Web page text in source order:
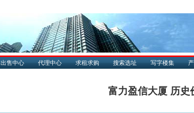
出售中心 代理中心 求租求购 搜索选址 写字楼集
富力盈信大厦 历史